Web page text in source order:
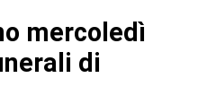
mercoledì
di